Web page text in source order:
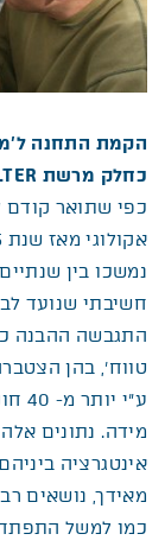
הקמת התחנה
כחלק מרשת LTER העולמית והישראלית
כפי שתואר קודם
חשיבתי שנועד
טווח’, בהן
מידה. נתונים
אינטגרציה
מאידך, נושאים
כמו למשל